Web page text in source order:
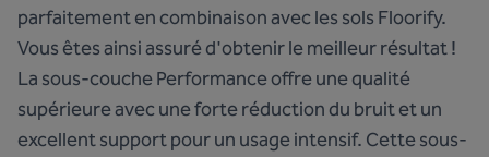
parfaitement en combinaison avec les sols Floorify.
Vous êtes ainsi assuré d'obtenir le meilleur résultat !
La sous-couche Performanceoffre une qualité
supérieure avec une forte réduction du bruit et un
excellent support pour un usage intensif. Cette sous-